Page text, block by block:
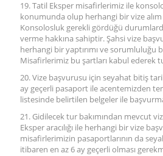
19. Tatil Eksper misafirlerimiz ile
konumunda olup herhangi bir vize
Konsolosluk gerekli gördüğü
verme hakkına sahiptir. Şahsi vize
herhangi bir yaptırımı ve sorumluluğu
Misafirlerimiz bu şartları kabul ederek
20. Vize başvurusu için seyahat bitiş
ay geçerli pasaport ile acentemizden
listesinde belirtilen belgeler ile
21. Gidilecek tur bakımından mevcut
Eksper aracılığı ile herhangi bir vize
misafirlerimizin pasaportlarının da
itibaren en az 6 ay geçerli olması